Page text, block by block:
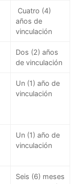
Cuatro (4)
años de
vinculación
Dos (2) años
de vinculación
Un (1) año de
vinculación
Un (1) año de
vinculación
Seis (6) meses